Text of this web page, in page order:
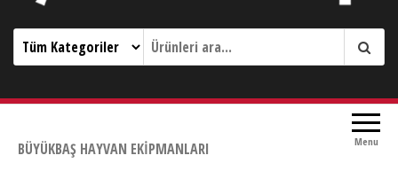
Çiftlik Shop 0533 644 3989
Menu
BÜYÜKBAŞ HAYVAN EKIPMANLARI